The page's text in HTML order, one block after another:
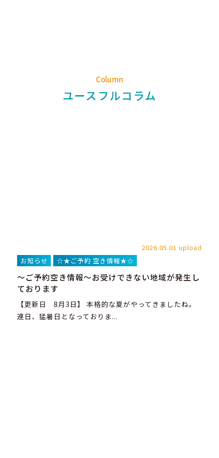
Column
ユースフルコラム
2026.05.01 upload
お知らせ
☆★ご予約 空き情報★☆
～ご予約空き情報～お受けできない地域が発生し
ております
【更新日 8月3日】 本格的な夏がやってきましたね。
連日、猛暑日となっておりま...